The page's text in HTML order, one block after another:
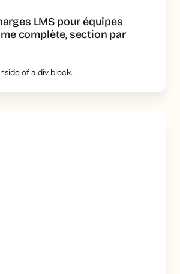
LMS pour équipes
complète, section par
of a div block.